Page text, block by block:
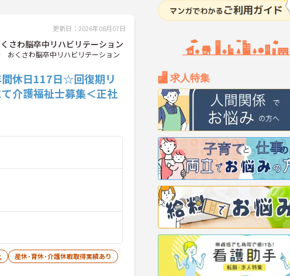
求人特集
更新日：2026年08月07日
さわ脳卒中リハビリテーション
おくさわ脳卒中リハビリテーション
間休日117日☆回復期リ
介護福祉士募集＜正社
産休･育休･介護休暇取得実績あり